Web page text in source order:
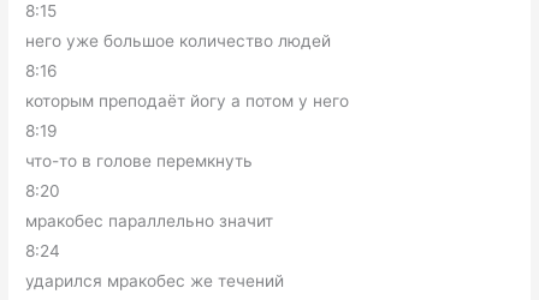
8:15
него уже большое количество людей
8:16
которым преподаёт йогу а потом у него
8:19
что-то в голове перемкнуть
8:20
мракобес параллельно значит
8:24
ударился мракобес же течений